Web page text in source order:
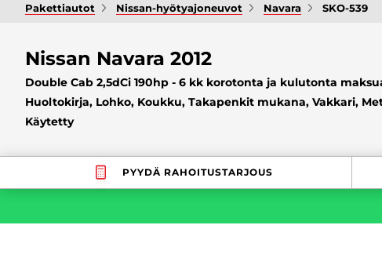
Pakettiautot Nissan-hyötyajoneuvot Navara SKO-539
Nissan Navara 2012
Double Cab 2,5dCi 190hp - 6 kk korotonta ja kulutonta
Huoltokirja, Lohko, Koukku, Takapenkit mukana, Vakkari,
Käytetty
PYYDÄ RAHOITUSTARJOUS